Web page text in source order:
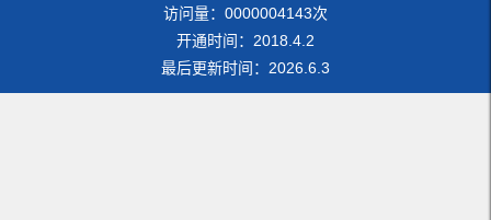
访问量： 0000004143次
开通时间： 2018 4 2
最后更新时间： 2026 6 3